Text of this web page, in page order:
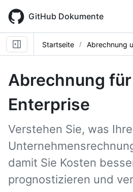
main
content
GitHub Dokumente
Startseite Abrechnung
Abrechnung
Enterprise
Verstehen Sie, was Ihre
damit Sie Kosten
prognostizieren und